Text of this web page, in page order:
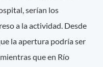
serían los
a la actividad. Desde
la apertura podría ser
que en Río